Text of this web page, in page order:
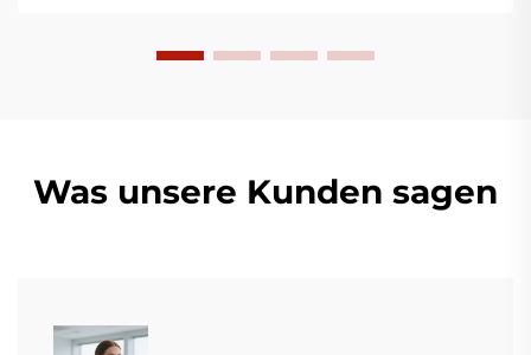
Was unsere Kunden sagen